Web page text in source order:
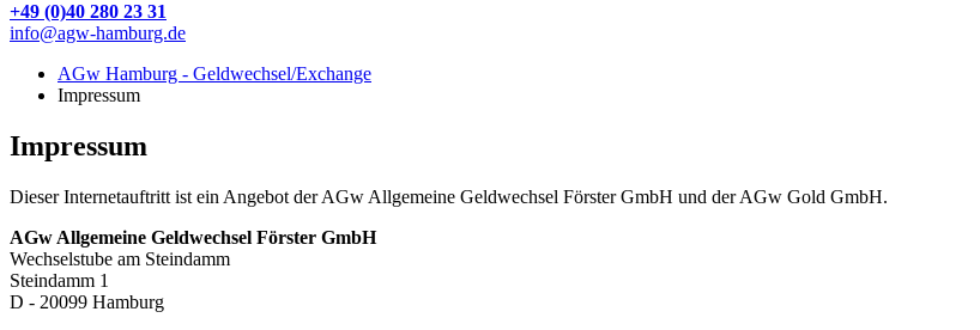
+49 (0)40 280 23 31
info@agw-hamburg.de
AGw Hamburg - Geldwechsel/Exchange
Impressum
Impressum
Dieser Internetauftritt ist ein Angebot der AGw Allgemeine Geldwechsel Förster GmbH und der AGw Gold GmbH.
AGw Allgemeine Geldwechsel Förster GmbH
Wechselstube am Steindamm
Steindamm 1
D - 20099 Hamburg